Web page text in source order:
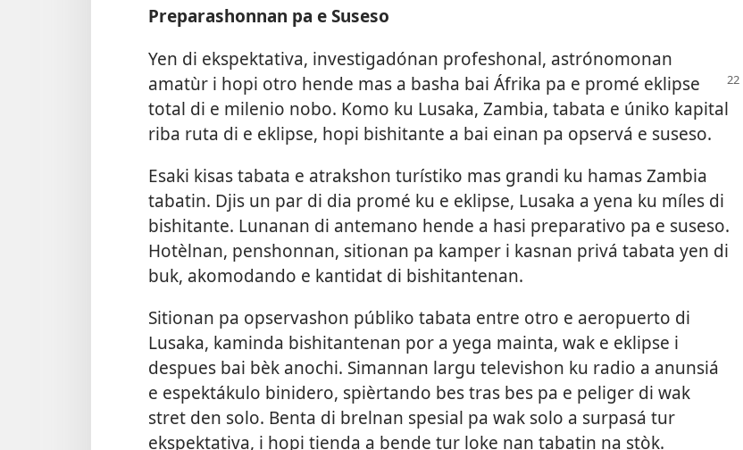
Preparashonnan pa e Suseso
Yen di ekspektativa, investigadónan profeshonal, astrónomonan
amatùr i hopi otro hende mas a basha bai Áfrika pa e promé eklipse
total di e milenio nobo. Komo ku Lusaka, Zambia, tabata e úniko kapital
riba ruta di e eklipse, hopi bishitante a bai einan pa opservá e suseso.
Esaki kisas tabata e atrakshon turístiko mas grandi ku hamas Zambia
tabatin. Djis un par di dia promé ku e eklipse, Lusaka a yena ku míles di
bishitante. Lunanan di antemano hende a hasi preparativo pa e suseso.
Hotèlnan, penshonnan, sitionan pa kamper i kasnan privá tabata yen di
buk, akomodando e kantidat di bishitantenan.
Sitionan pa opservashon públiko tabata entre otro e aeropuerto di
Lusaka, kaminda bishitantenan por a yega mainta, wak e eklipse i
despues bai bèk anochi. Simannan largu televishon ku radio a anunsiá
e espektákulo binidero, spièrtando bes tras bes pa e peliger di wak
stret den solo. Benta di brelnan spesial pa wak solo a surpasá tur
ekspektativa, i hopi tienda a bende tur loke nan tabatin na stòk.